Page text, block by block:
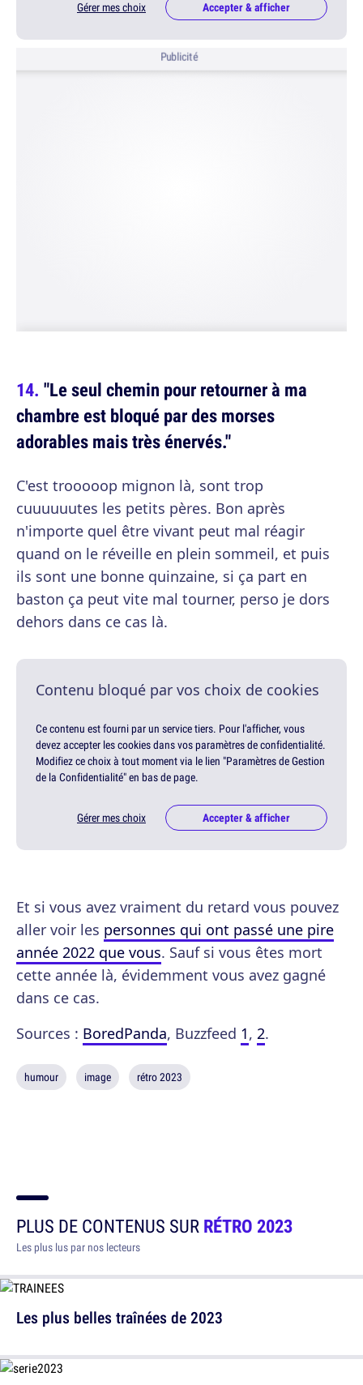
Gérer mes choix Accepter & afficher
Publicité
"Le seul chemin pour retourner à ma
chambre est bloqué par des morses
adorables mais très énervés."
C'est trooooop mignon là, sont trop
cuuuuuutes les petits pères. Bon après
n'importe quel être vivant peut mal réagir
quand on le réveille en plein sommeil, et puis
ils sont une bonne quinzaine, si ça part en
baston ça peut vite mal tourner, perso je dors
dehors dans ce cas là.
Contenu bloqué par vos choix de cookies
Ce contenu est fourni par un service tiers. Pour l'afficher, vous
devez accepter les cookies dans vos paramètres de confidentialité.
Modifiez ce choix à tout moment via le lien "Paramètres de Gestion
de la Confidentialité" en bas de page.
Gérer mes choix Accepter & afficher
Et si vous avez vraiment du retard vous pouvez
aller voir les personnes qui ont passé une pire
année 2022 que vous. Sauf si vous êtes mort
cette année là, évidemment vous avez gagné
dans ce cas.
Sources : BoredPanda, Buzzfeed 1, 2.
humour image rétro 2023
PLUS DE CONTENUS SURRÉTRO 2023
Les plus lus par nos lecteurs
Les plus belles traînées de 2023